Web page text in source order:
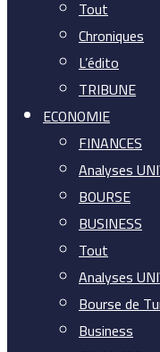
Tout
Chroniques
L’édito
TRIBUNE
ECONOMIE
FINANCES
Analyses
BOURSE
BUSINESS
Tout
Analyses
Bourse de
Business